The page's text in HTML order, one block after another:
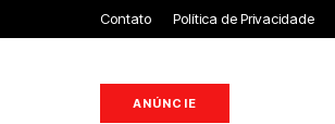
Contato Política de Privacidade
ANÚNCIE